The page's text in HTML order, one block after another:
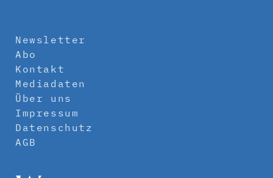
Newsletter
Abo
Kontakt
Mediadaten
Über uns
Impressum
Datenschutz
AGB